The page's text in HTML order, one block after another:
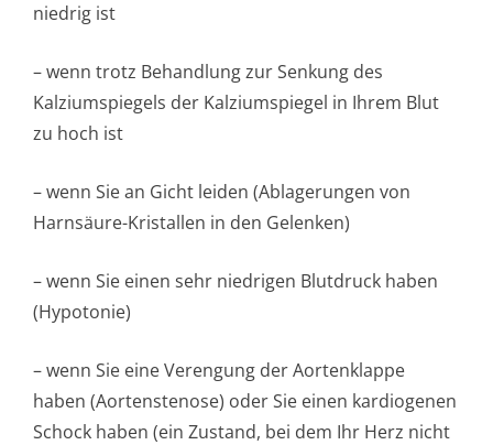
niedrig ist
– wenn trotz Behandlung zur Senkung des
Kalziumspiegels der Kalziumspiegel in Ihrem Blut
zu hoch ist
– wenn Sie an Gicht leiden (Ablagerungen von
Harnsäure-Kristallen in den Gelenken)
– wenn Sie einen sehr niedrigen Blutdruck haben
(Hypotonie)
– wenn Sie eine Verengung der Aortenklappe
haben (Aortenstenose) oder Sie einen kardiogenen
Schock haben (ein Zustand, bei dem Ihr Herz nicht